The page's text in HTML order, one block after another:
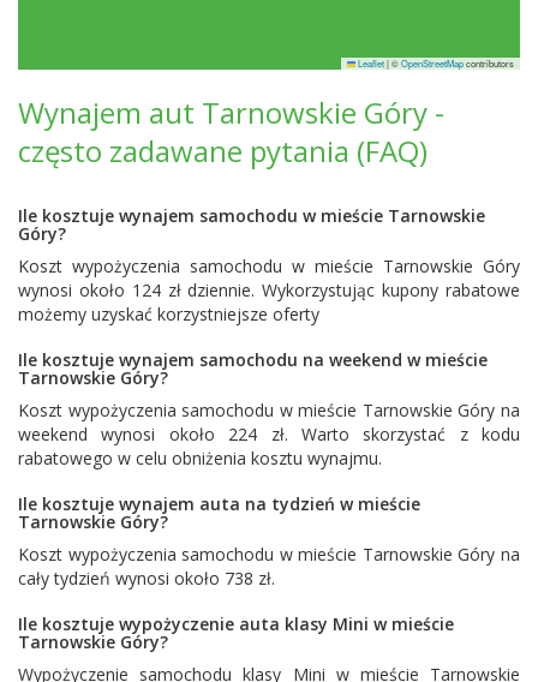
Leaflet|©OpenStreetMapcontributors
Wynajem aut Tarnowskie Góry -
często zadawane pytania (FAQ)
Ile kosztuje wynajem samochodu w mieście Tarnowskie
Góry?
Koszt wypożyczenia samochodu w mieście Tarnowskie Góry
wynosi około 124 zł dziennie. Wykorzystując kupony rabatowe
możemy uzyskać korzystniejsze oferty
Ile kosztuje wynajem samochodu na weekend w mieście
Tarnowskie Góry?
Koszt wypożyczenia samochodu w mieście Tarnowskie Góry na
weekend wynosi około 224 zł. Warto skorzystać z kodu
rabatowego w celu obniżenia kosztu wynajmu.
Ile kosztuje wynajem auta na tydzień w mieście
Tarnowskie Góry?
Koszt wypożyczenia samochodu w mieście Tarnowskie Góry na
cały tydzień wynosi około 738 zł.
Ile kosztuje wypożyczenie auta klasy Mini w mieście
Tarnowskie Góry?
Wypożyczenie samochodu klasy Mini w mieście Tarnowskie